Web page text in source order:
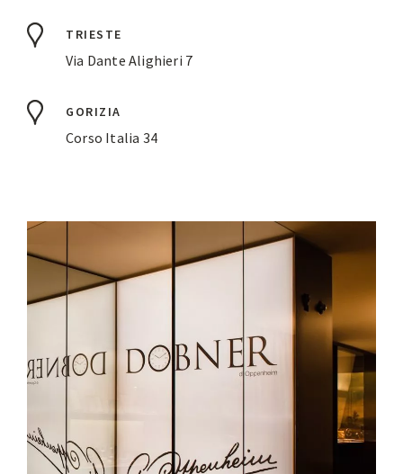
TRIESTE
Via Dante Alighieri 7
GORIZIA
Corso Italia 34